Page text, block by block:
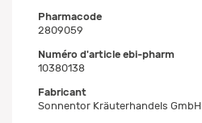
Pharmacode
2809059
Numéro d'article ebi-pharm
10380138
Fabricant
Sonnentor Kräuterhandels GmbH